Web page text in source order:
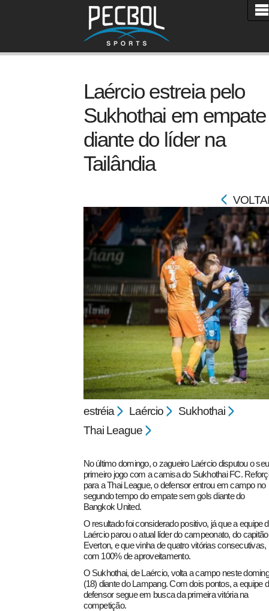
pecbol.com
Laércio estreia pelo
Sukhothai em empate
diante do líder na
Tailândia
estréia Laércio
Sukhothai
Thai League
No último domingo, o zagueiro Laércio disputou o seu
primeiro jogo com a camisa do Sukhothai FC.
para a Thai League, o defensor entrou em campo no
segundo tempo do empate sem gols diante do
Bangkok United.
O resultado foi considerado positivo, já que a equipe
Laércio parou o atual líder do campeonato, do capitão
Everton, e que vinha de quatro vitórias consecutivas,
com 100% de aproveitamento.
O Sukhothai, de Laércio, volta a campo neste
(18) diante do Lampang. Com dois pontos, a equipe
defensor segue em busca da primeira vitória na
competição.